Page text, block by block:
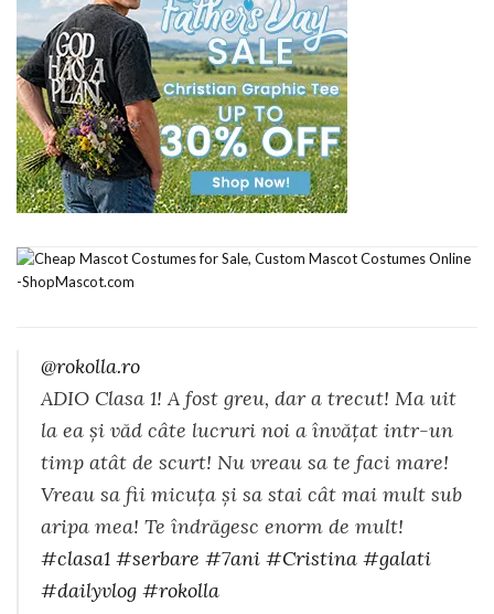
@rokolla.ro
ADIO Clasa 1! A fost greu, dar a trecut! Ma uit
la ea și văd câte lucruri noi a învățat intr-un
timp atât de scurt! Nu vreau sa te faci mare!
Vreau sa fii micuța și sa stai cât mai mult sub
aripa mea! Te îndrăgesc enorm de mult!
#clasa1 #serbare #7ani #Cristina #galati
#dailyvlog #rokolla